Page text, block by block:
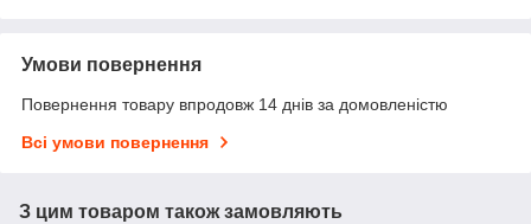
Умови повернення
Повернення товару впродовж 14 днів за домовленістю
Всі умови повернення
З цим товаром також замовляють